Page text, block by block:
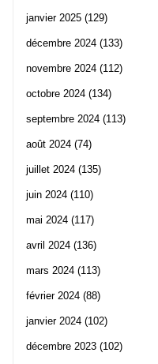
janvier 2025 (129)
décembre 2024 (133)
novembre 2024 (112)
octobre 2024 (134)
septembre 2024 (113)
août 2024 (74)
juillet 2024 (135)
juin 2024 (110)
mai 2024 (117)
avril 2024 (136)
mars 2024 (113)
février 2024 (88)
janvier 2024 (102)
décembre 2023 (102)